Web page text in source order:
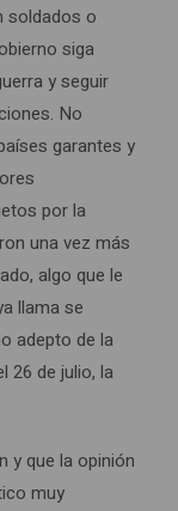
soldados o
siga
y seguir
No
garantes y
por la
una vez más
algo que le
llama se
adepto de la
26 de julio, la
y que la opinión
muy